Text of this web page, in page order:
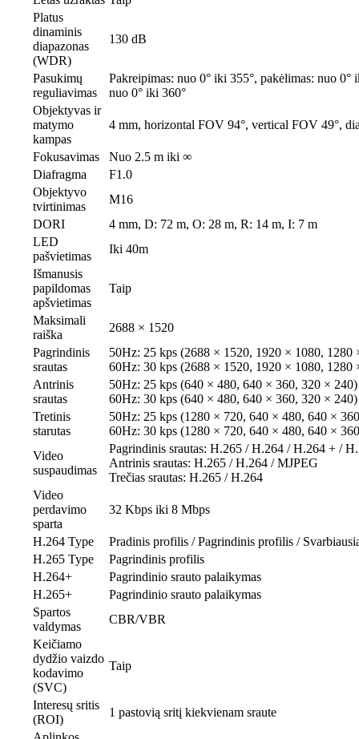
Platus
dinaminis
diapazonas
(WDR)
130 dB
Pasukimų
reguliavimas
Pakreipimas: nuo 0° iki 355°, pakėlimas: nuo 0°
nuo 0° iki 360°
Objektyvas ir
matymo
kampas
4 mm, horizontal FOV 94°, vertical FOV 49°,
Fokusavimas
Nuo 2.5 m iki ∞
Diafragma
F1.0
Objektyvo
tvirtinimas
M16
DORI
4 mm, D: 72 m, O: 28 m, R: 14 m, I: 7 m
LED
pašvietimas
Iki 40m
Išmanusis
papildomas
apšvietimas
Taip
Maksimali
raiška
2688 × 1520
Pagrindinis
srautas
50Hz: 25 kps (2688 × 1520, 1920 × 1080, 1280
60Hz: 30 kps (2688 × 1520, 1920 × 1080, 1280
Antrinis
srautas
50Hz: 25 kps (640 × 480, 640 × 360, 320 × 240)
60Hz: 30 kps (640 × 480, 640 × 360, 320 × 240)
Tretinis
starutas
50Hz: 25 kps (1280 × 720, 640 × 480, 640 ×
60Hz: 30 kps (1280 × 720, 640 × 480, 640 ×
Video
suspaudimas
Pagrindinis srautas: H.265 / H.264 / H.264 + /
Antrinis srautas: H.265 / H.264 / MJPEG
Trečias srautas: H.265 / H.264
Video
perdavimo
sparta
32 Kbps iki 8 Mbps
H.264 Type
Pradinis profilis / Pagrindinis profilis /
H.265 Type
Pagrindinis profilis
H.264+
Pagrindinio srauto palaikymas
H.265+
Pagrindinio srauto palaikymas
Spartos
valdymas
CBR/VBR
Keičiamo
dydžio vaizdo
kodavimo
(SVC)
Taip
Interesų sritis
(ROI)
1 pastovią sritį kiekvienam sraute